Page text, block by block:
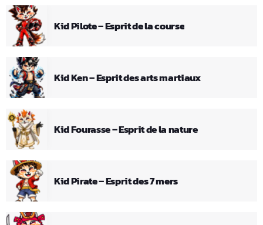
Kid Pilote – Esprit de la course
Kid Ken – Esprit des arts martiaux
Kid Fourasse – Esprit de la nature
Kid Pirate – Esprit des 7 mers